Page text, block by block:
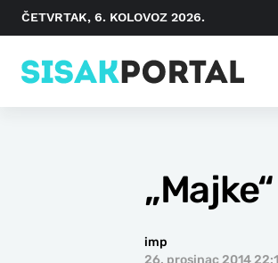
ČETVRTAK, 6. KOLOVOZ 2026.
imp
26. prosinac 2014